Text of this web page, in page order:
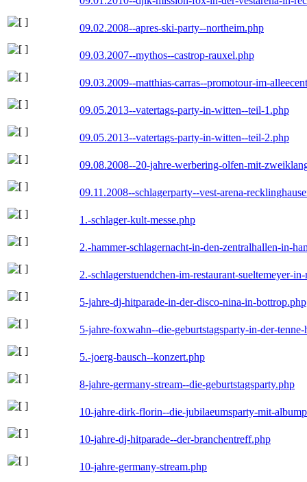
09.02.2008--apres-ski-party--northeim.php
09.03.2007--mythos--castrop-rauxel.php
09.03.2009--matthias-carras--promotour-im-
09.05.2013--vatertags-party-in-witten--teil-1.php
09.05.2013--vatertags-party-in-witten--teil-2.php
09.08.2008--20-jahre-werbering-olfen-mit-
09.11.2008--schlagerparty--vest-arena-
1.-schlager-kult-messe.php
2.-hammer-schlagernacht-in-den-zentralhallen-in-
2.-schlagerstuendchen-im-restaurant-sueltemeyer-
5-jahre-dj-hitparade-in-der-disco-nina-in-bottrop.php
5-jahre-foxwahn--die-geburtstagsparty-in-der-tenne-
5.-joerg-bausch--konzert.php
8-jahre-germany-stream--die-geburtstagsparty.php
10-jahre-dirk-florin--die-jubilaeumsparty-mit-
10-jahre-dj-hitparade--der-branchentreff.php
10-jahre-germany-stream.php